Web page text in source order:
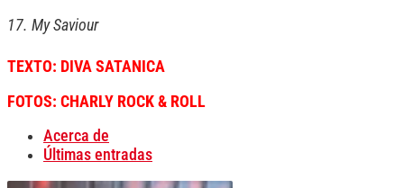
17. My Saviour
TEXTO: DIVA SATANICA
FOTOS: CHARLY ROCK & ROLL
Acerca de
Últimas entradas